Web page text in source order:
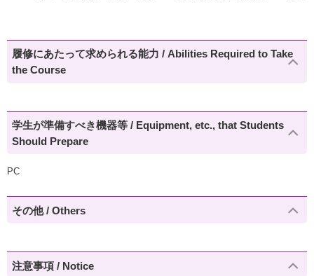
履修にあたって求められる能力 / Abilities Required to Take
the Course
学生が準備すべき機器等 / Equipment, etc., that Students
Should Prepare
PC
その他 / Others
注意事項 / Notice